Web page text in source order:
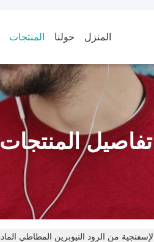
المنزل حولنا المنتجات
تفاصيل المنتجات